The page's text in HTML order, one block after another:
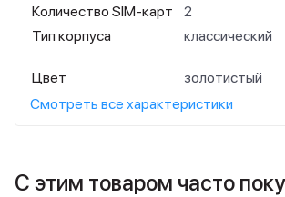
Количество SIM-карт
2
Тип корпуса
классический
Цвет
золотистый
Смотреть все характеристики
С этим товаром часто